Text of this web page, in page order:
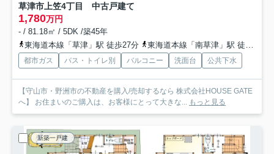
草津市上笠4丁目 中古戸建て
1,780万円
- / 81.18㎡ / 5DK /築45年
東海道本線「草津」駅 徒歩27分
東海道本線「南草津」駅 徒歩59分
都市ガス バス・トイレ別 バルコニー 洗面台 公共下水
【守山市・野洲市の不動産を購入/売却するなら 株式会社HOUSE GATE
へ】 お住まいのご購入は、お客様にとって大きな... もっと見る
新築一戸建